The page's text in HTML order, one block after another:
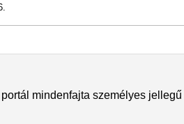
mindenfajta személyes